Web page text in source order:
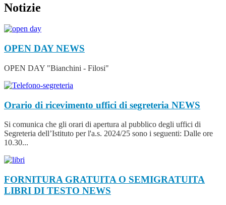
Notizie
OPEN DAYNEWS
OPEN DAY "Bianchini - Filosi"
Orario di ricevimento uffici di segreteria NEWS
Si comunica che gli orari di apertura al pubblico degli uffici di
Segreteria dell’Istituto per l'a.s. 2024/25 sono i seguenti: Dalle ore
10.30...
FORNITURA GRATUITA O SEMIGRATUITA
LIBRI DI TESTO NEWS